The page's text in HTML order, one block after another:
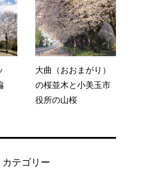
大曲（おおまがり）
の桜並木と小美玉市
役所の山桜
カテゴリー